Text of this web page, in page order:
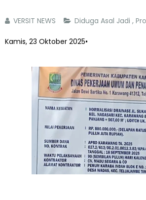
VERSIT NEWS Diduga Asal Jadi , Proyek
Kamis, 23 Oktober 2025•